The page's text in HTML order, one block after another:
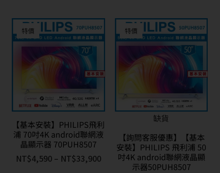
特價
【基本安裝】PHILIPS飛利
浦 70吋4K android聯網液
晶顯示器 70PUH8507
NT$4,590 – NT$33,900
特價
缺貨
【詢問客服優惠】【基本
安裝】PHILIPS 飛利浦 50
吋4K android聯網液晶顯
示器50PUH8507